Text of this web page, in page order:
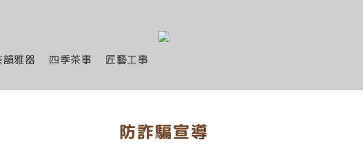
韻雅器 四季茶事 匠藝工事
防詐騙宣導